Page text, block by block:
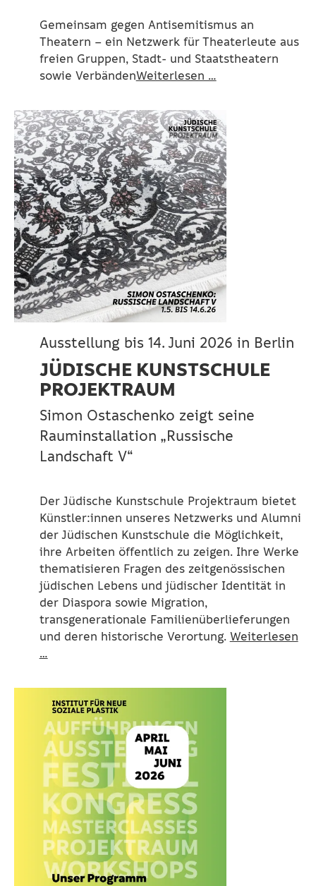
Gemeinsam gegen Antisemitismus an
Theatern – ein Netzwerk für Theaterleute aus
freien Gruppen, Stadt- und Staatstheatern
sowie VerbändenWeiterlesen …
Ausstellung bis 14. Juni 2026 in Berlin
JÜDISCHE KUNSTSCHULE
PROJEKTRAUM
Simon Ostaschenko zeigt seine
Rauminstallation „Russische
Landschaft V“
Der Jüdische Kunstschule Projektraum bietet
Künstler:innen unseres Netzwerks und Alumni
der Jüdischen Kunstschule die Möglichkeit,
ihre Arbeiten öffentlich zu zeigen. Ihre Werke
thematisieren Fragen des zeitgenössischen
jüdischen Lebens und jüdischer Identität in
der Diaspora sowie Migration,
transgenerationale Familienüberlieferungen
und deren historische Verortung. Weiterlesen
…